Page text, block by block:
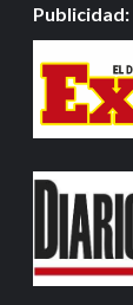
Publicidad: